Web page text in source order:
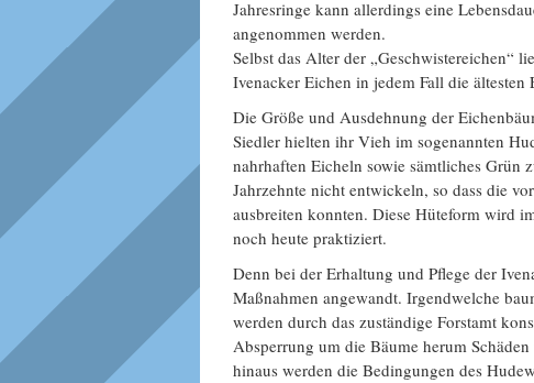
Jahresringe kann allerdings eine
angenommen werden.
Selbst das Alter der „Geschwistereichen“
Ivenacker Eichen in jedem Fall die ältesten
Die Größe und Ausdehnung der
Siedler hielten ihr Vieh im sogenannten
nahrhaften Eicheln sowie sämtliches Grün
Jahrzehnte nicht entwickeln, so dass die
ausbreiten konnten. Diese Hüteform wird
noch heute praktiziert.
Denn bei der Erhaltung und Pflege der
Maßnahmen angewandt. Irgendwelche
werden durch das zuständige Forstamt
Absperrung um die Bäume herum
hinaus werden die Bedingungen des